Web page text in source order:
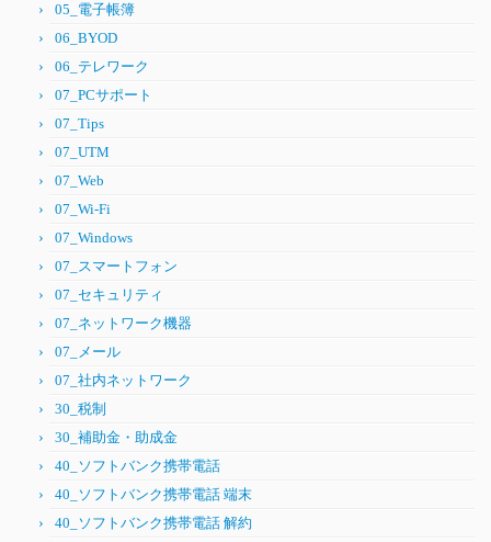
05_電子帳簿
06_BYOD
06_テレワーク
07_PCサポート
07_Tips
07_UTM
07_Web
07_Wi-Fi
07_Windows
07_スマートフォン
07_セキュリティ
07_ネットワーク機器
07_メール
07_社内ネットワーク
30_税制
30_補助金・助成金
40_ソフトバンク携帯電話
40_ソフトバンク携帯電話 端末
40_ソフトバンク携帯電話 解約